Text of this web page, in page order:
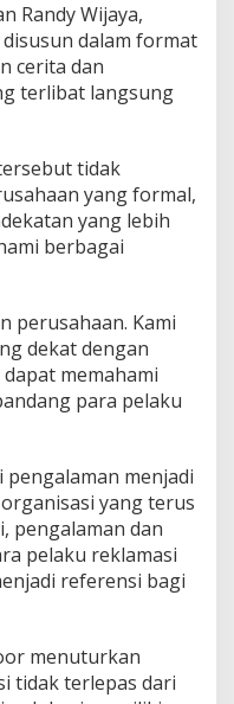
Randy Wijaya,
disusun dalam format
cerita dan
terlibat langsung
tidak
yang formal,
yang lebih
berbagai
perusahaan. Kami
dekat dengan
memahami
para pelaku
menjadi
yang terus
pengalaman dan
pelaku reklamasi
referensi bagi
menuturkan
tidak terlepas dari